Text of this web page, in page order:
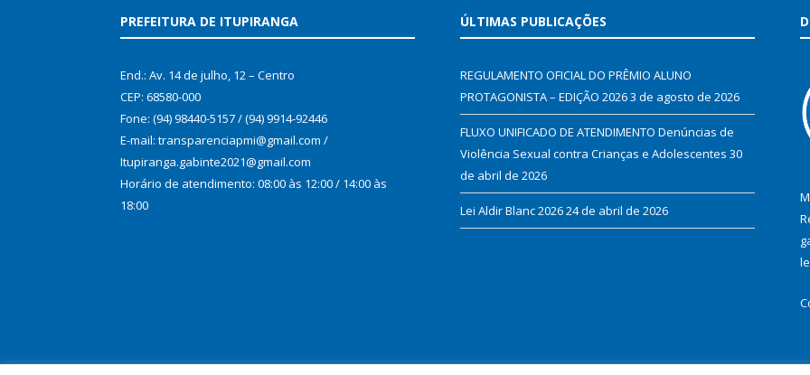
PREFEITURA DE ITUPIRANGA
End.: Av. 14 de julho, 12 – Centro
CEP: 68580-000
Fone: (94) 98440-5157 / (94) 9914-92446
E-mail: transparenciapmi@gmail.com /
Itupiranga.gabinte2021@gmail.com
Horário de atendimento: 08:00 às 12:00 / 14:00 às
18:00
ÚLTIMAS PUBLICAÇÕES
REGULAMENTO OFICIAL DO PRÊMIO ALUNO
PROTAGONISTA – EDIÇÃO 20263 de agosto de 2026
FLUXO UNIFICADO DE ATENDIMENTO Denúncias de
Violência Sexual contra Crianças e Adolescentes 30
de abril de 2026
Lei Aldir Blanc 202624 de abril de 2026